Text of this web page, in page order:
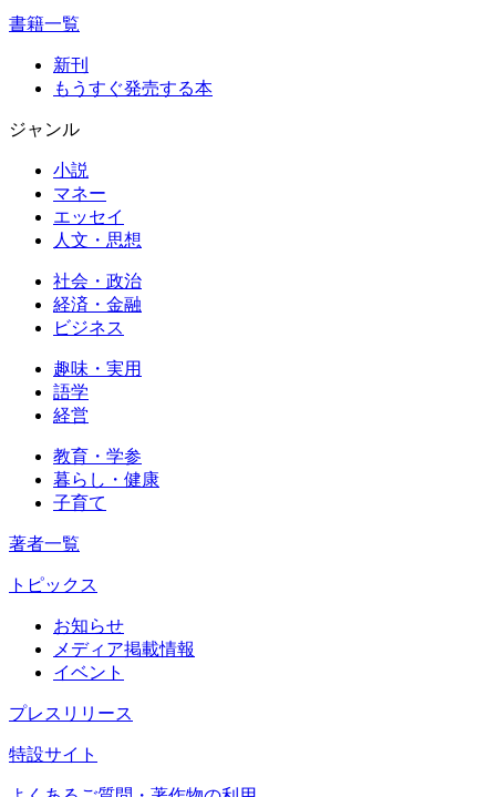
書籍一覧
新刊
もうすぐ発売する本
ジャンル
小説
マネー
エッセイ
人文・思想
社会・政治
経済・金融
ビジネス
趣味・実用
語学
経営
教育・学参
暮らし・健康
子育て
著者一覧
トピックス
お知らせ
メディア掲載情報
イベント
プレスリリース
特設サイト